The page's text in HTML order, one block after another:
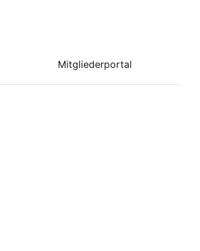
Mitgliederportal